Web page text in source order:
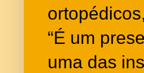
“É um
uma das